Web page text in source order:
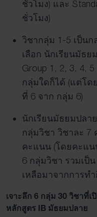
ชั่วโมง) และ
ชั่วโมง)
วิชากลุ่ม 1-5 เป็น
เลือก นักเรียนมัธย
Group 1, 2, 3, 4,
กลุ่มใดก็ได้ (แต่โด
ที่ 6 จาก กลุ่ม 6)
นักเรียนมัธยมปลา
กลุ่มวิชา วิชาละ 7
คะแนน (โดยคะแน
6 กลุ่มวิชา รวมเป็
เหลือมาจากการท
เจาะลึก 6 กลุ่ม 30 วิชาที่
หลักสูตร IB มัธยมปลาย